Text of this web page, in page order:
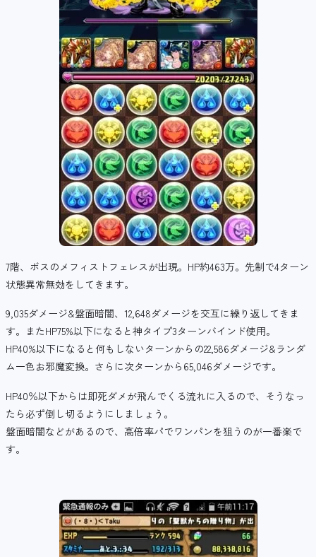
7階、ボスのメフィストフェレスが出現。HP約463万。先制で4ターン
状態異常無効をしてきます。
9,035ダメージ&盤面暗闇、12,648ダメージを交互に繰り返してきま
す。またHP75%以下になると神タイプ3ターンバインド使用。
HP40%以下になると何もしないターンからの22,586ダメージ&ランダ
ム一色お邪魔変換。さらに次ターンから65,046ダメージです。
HP40％以下からは即死ダメが飛んでくる流れに入るので、そうなっ
たら必ず倒し切るようにしましょう。
盤面暗闇などがあるので、高倍率パでワンパンを狙うのが一番楽で
す。